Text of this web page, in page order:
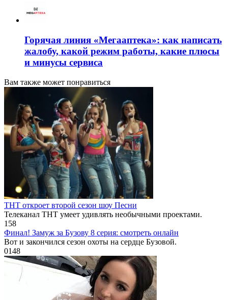
Горячая линия «Мегааптека»: как написать
жалобу, какой режим работы, какие плюсы
и минусы сервиса
Вам также может понравиться
ТНТ откроет второй сезон шоу Песни
Телеканал ТНТ умеет удивлять необычными проектами.
1 58
Финал! Замуж за Бузову 8 серия: смотреть онлайн
Вот и закончился сезон охоты на сердце Бузовой.
0148